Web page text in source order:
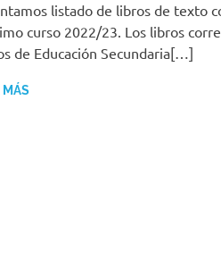
listado de libros de texto
curso 2022/23. Los libros
de Educación Secundaria[…]
MÁS